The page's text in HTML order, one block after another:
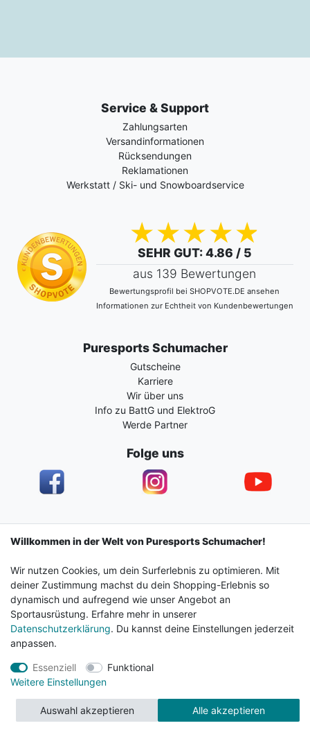
Service & Support
Zahlungsarten
Versandinformationen
Rücksendungen
Reklamationen
Werkstatt / Ski- und Snowboardservice
SEHR GUT: 4.86 / 5
aus 139 Bewertungen
Bewertungsprofil bei SHOPVOTE.DE ansehen
Informationen zur Echtheit von Kundenbewertungen
Puresports Schumacher
Gutscheine
Karriere
Wir über uns
Info zu BattG und ElektroG
Werde Partner
Folge uns
Impressum Daten­schutz­erklärung AGB
Barrierefreiheitserklärung Widerrufs­recht
Vertrag widerrufen Kontakt
© 2024 Surf & Sportshop Schumacher. Alle Rechte
Willkommen in der Welt von Puresports Schumacher!
Wir nutzen Cookies, um dein Surferlebnis zu optimieren. Mit
deiner Zustimmung machst du dein Shopping-Erlebnis so
dynamisch und aufregend wie unser Angebot an
Sportausrüstung. Erfahre mehr in unserer
Datenschutzerklärung. Du kannst deine Einstellungen jederzeit
anpassen.
Essenziell
Funktional
Weitere Einstellungen
Alle akzeptieren
Auswahl akzeptieren